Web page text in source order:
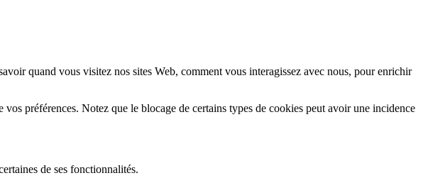
quand vous visitez nos sites Web, comment vous interagissez avec nous, pour enrichir
préférences. Notez que le blocage de certains types de cookies peut avoir une incidence
de ses fonctionnalités.